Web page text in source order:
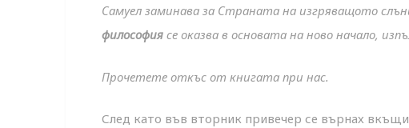
Самуел заминава за Страната на изгряващото
философия се оказва в основата на ново начало,
Прочетете откъс от книгата при нас.
След като във вторник привечер се върнах